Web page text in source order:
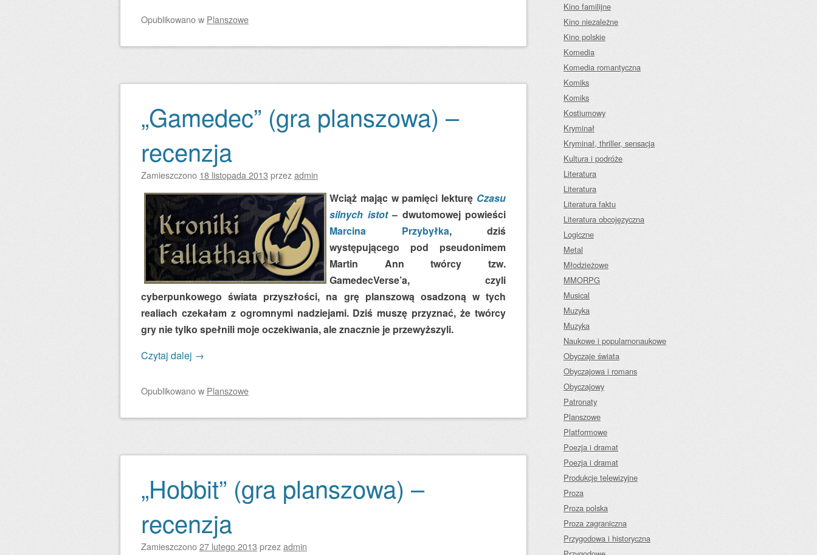
Opublikowanow Planszowe
„Gamedec” (gra planszowa) –
recenzja
Zamieszczono 18 listopada 2013 przezadmin
Wciąż mając w pamięci lekturę Czasu
silnych istot – dwutomowej powieści
Marcina Przybyłka, dziś
występującego pod pseudonimem
Martin Ann twórcy tzw.
GamedecVerse’a, czyli
cyberpunkowego świata przyszłości, na grę planszową osadzoną w tych
realiach czekałam z ogromnymi nadziejami. Dziś muszę przyznać, że twórcy
gry nie tylko spełnili moje oczekiwania, ale znacznie je przewyższyli.
Czytaj dalej →
Opublikowanow Planszowe
„Hobbit” (gra planszowa) –
recenzja
Zamieszczono27 lutego 2013 przezadmin
Kino familijne
Kino niezależne
Kino polskie
Komedia
Komedia romantyczna
Komiks
Komiks
Kostiumowy
Kryminał
Kryminał, thriller, sensacja
Kultura i podróże
Literatura
Literatura
Literatura faktu
Literatura obcojęzyczna
Logiczne
Metal
Młodzieżowe
MMORPG
Musical
Muzyka
Muzyka
Naukowe i popularnonaukowe
Obyczaje świata
Obyczajowa i romans
Obyczajowy
Patronaty
Planszowe
Platformowe
Poezja i dramat
Poezja i dramat
Produkcje telewizyjne
Proza
Proza polska
Proza zagraniczna
Przygodowa i historyczna